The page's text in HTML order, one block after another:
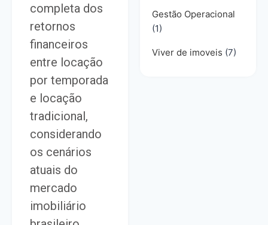
completa dos
retornos
financeiros
entre locação
por temporada
e locação
tradicional,
considerando
os cenários
atuais do
mercado
imobiliário
Gestão Operacional
(1)
Viver de imoveis (7)